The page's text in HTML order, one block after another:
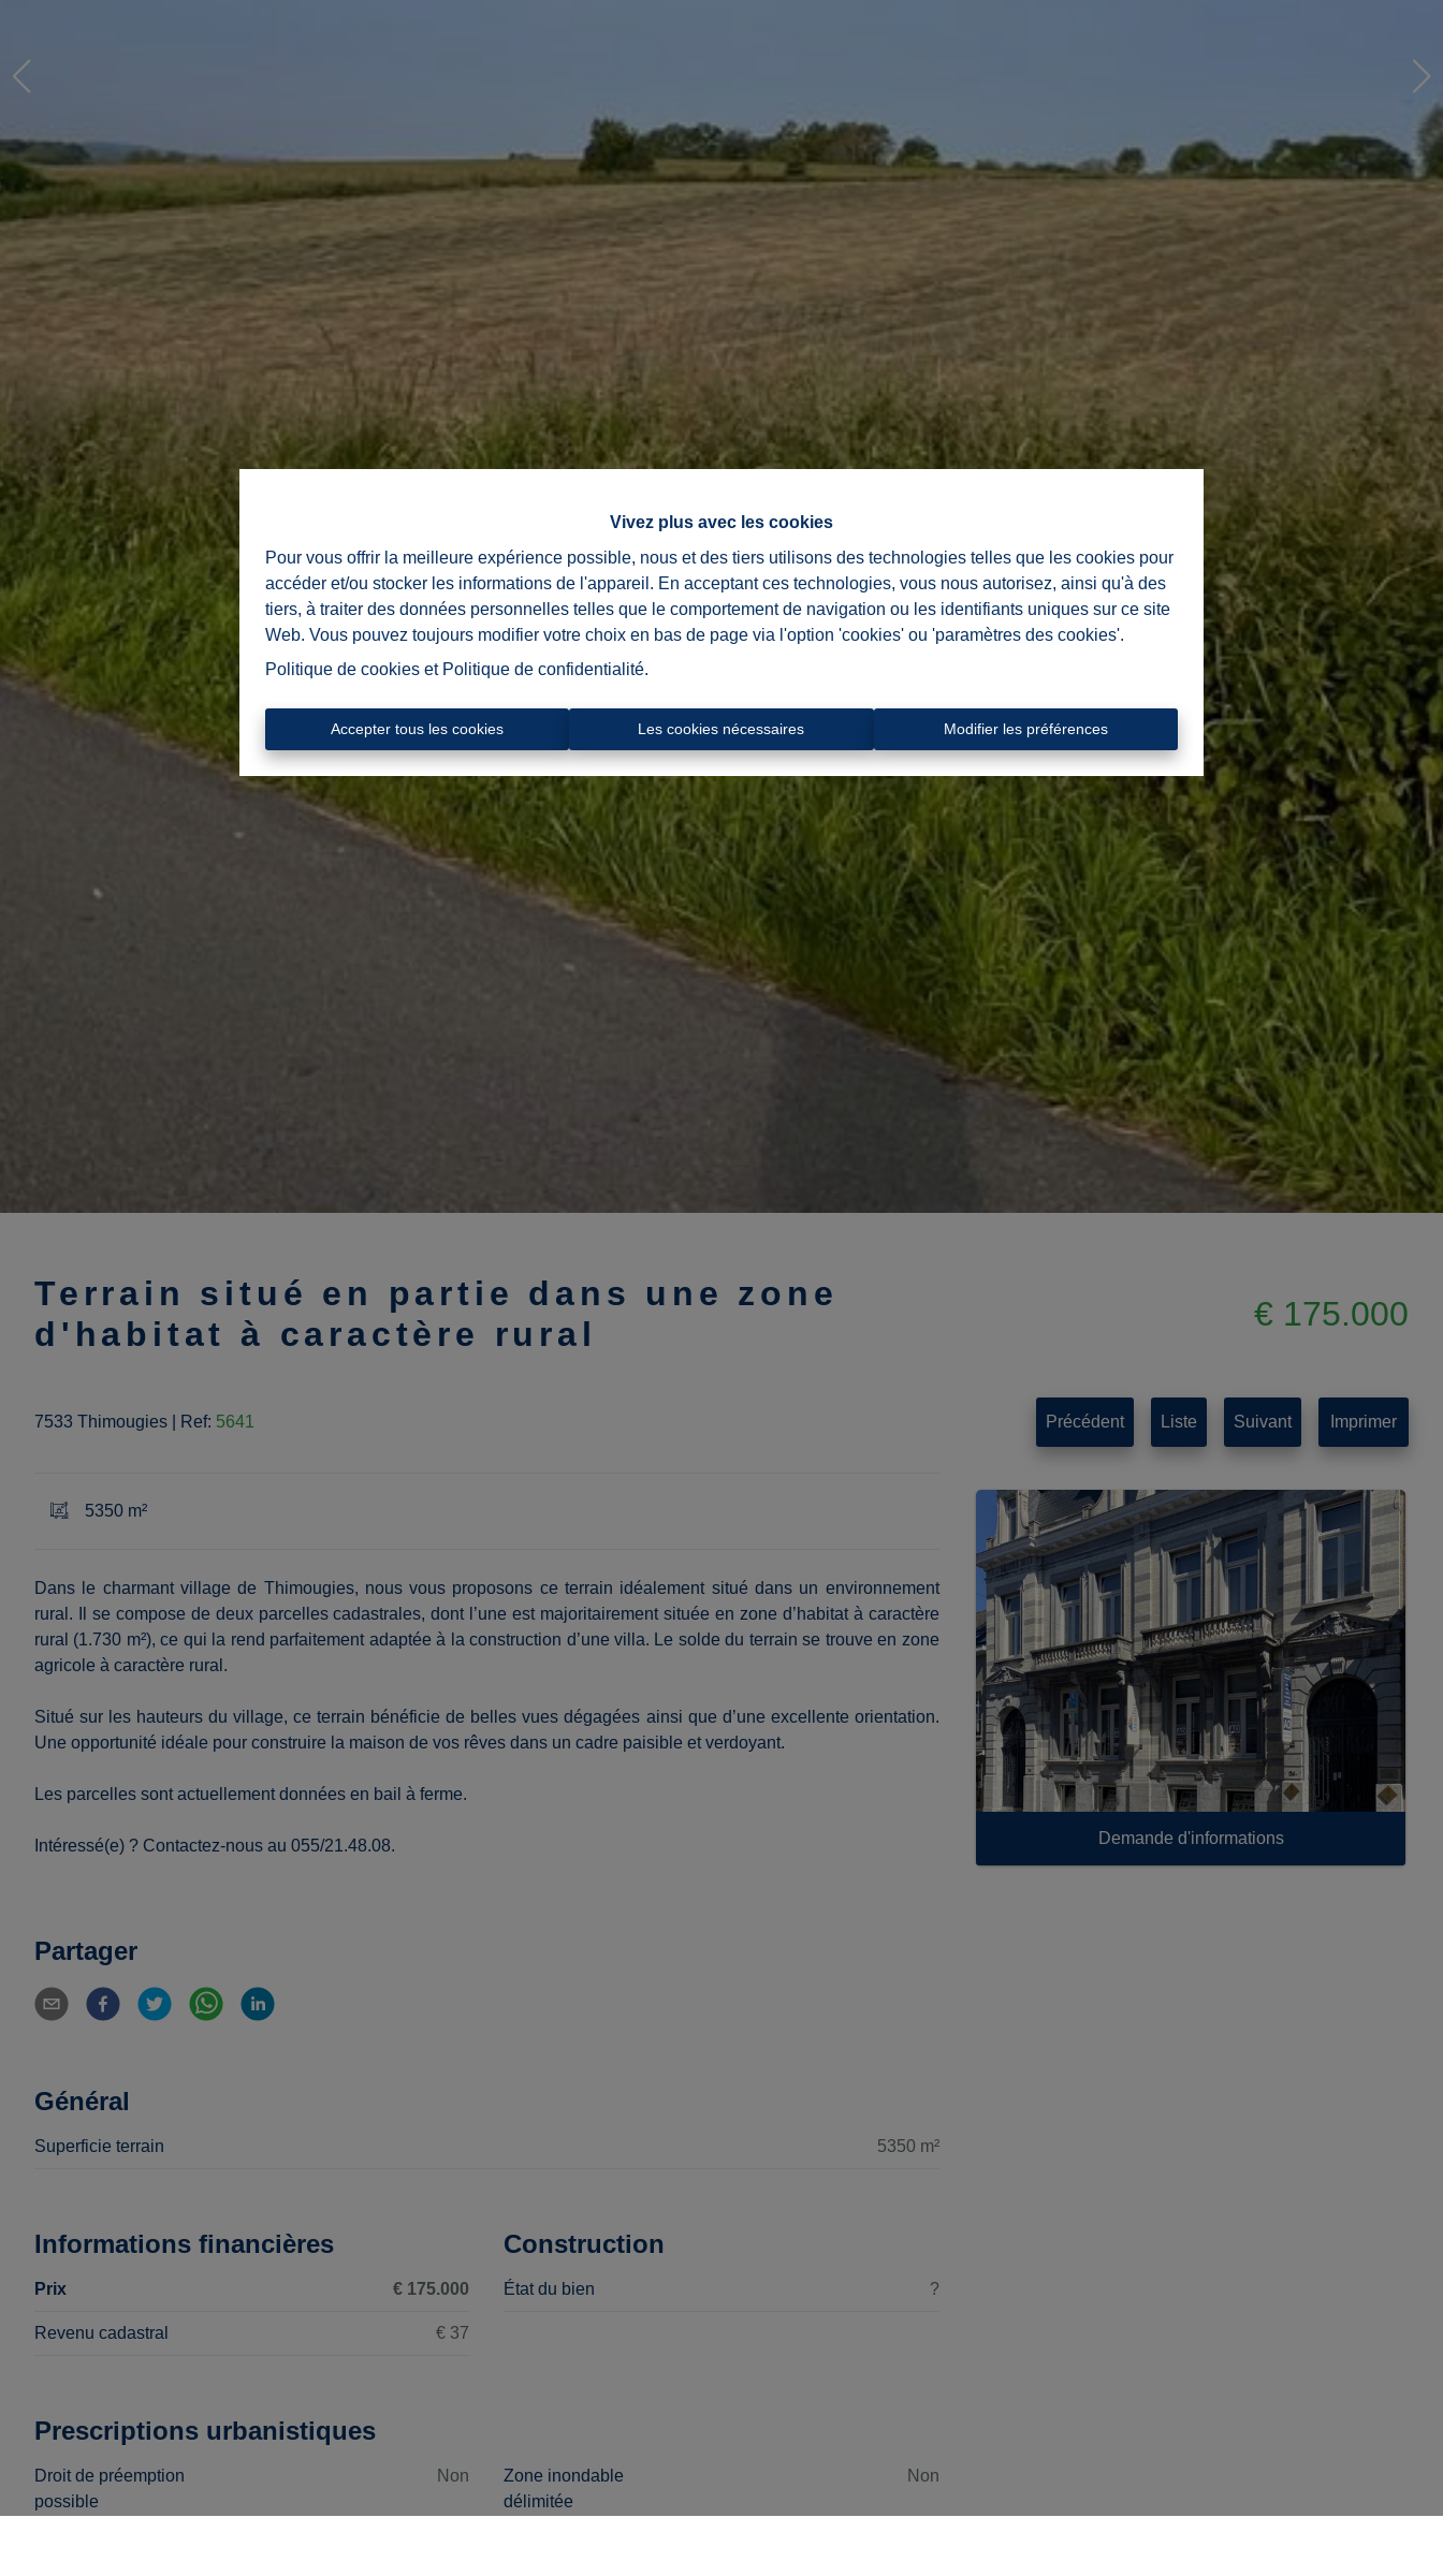
Vivez plus avec les cookies
Pour vous offrir la meilleure expérience possible, nous et des tiers utilisons des technologies telles que les cookies pour
accéder et/ou stocker les informations de l'appareil. En acceptant ces technologies, vous nous autorisez, ainsi qu'à des
tiers, à traiter des données personnelles telles que le comportement de navigation ou les identifiants uniques sur ce site
Web. Vous pouvez toujours modifier votre choix en bas de page via l'option 'cookies' ou 'paramètres des cookies'.
Politique de cookies et Politique de confidentialité.
Accepter tous les cookies Les cookies nécessaires Modifier les préférences
Terrain situé en partie dans une zone
d'habitat à caractère rural
€ 175.000
7533 Thimougies Ref: 5641 Précédent Liste Suivant Imprimer
5350 m²
Dans le charmant village de Thimougies, nous vous proposons ce terrain idéalement situé dans un environnement
rural. Il se compose de deux parcelles cadastrales, dont l’une est majoritairement située en zone d’habitat à caractère
rural (1.730 m²), ce qui la rend parfaitement adaptée à la construction d’une villa. Le solde du terrain se trouve en zone
agricole à caractère rural.
Situé sur les hauteurs du village, ce terrain bénéficie de belles vues dégagées ainsi que d’une excellente orientation.
Une opportunité idéale pour construire la maison de vos rêves dans un cadre paisible et verdoyant.
Les parcelles sont actuellement données en bail à ferme.
Intéressé(e) ? Contactez-nous au 055/21.48.08.
Partager
Général
Superficie terrain 5350 m²
Informations financières
Prix € 175.000
Revenu cadastral € 37
Construction
État du bien ?
Prescriptions urbanistiques
Droit de préemption
possible
Non
Zone inondable
délimitée
Non
Demande d'informations